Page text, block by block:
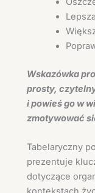
Wskazówka
prosty,
i powieś go w
zmotywować
Tabelaryczny
prezentuje
dotyczące